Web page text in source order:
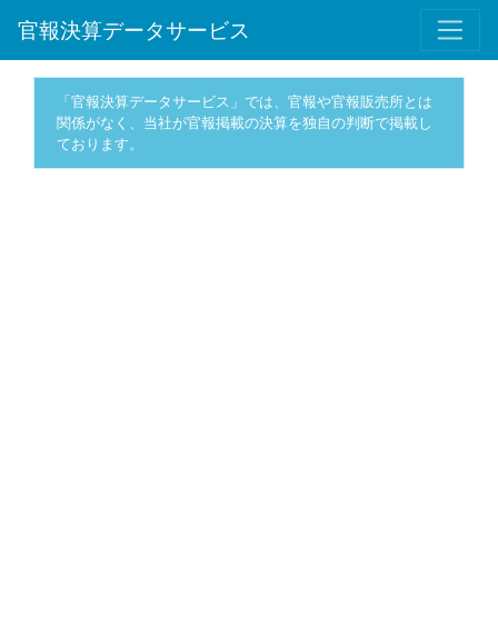
官報決算データサービス
「官報決算データサービス」では、官報や官報販売所とは
関係がなく、当社が官報掲載の決算を独自の判断で掲載し
ております。